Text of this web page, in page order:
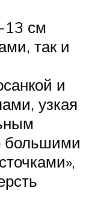
13 см
так и
и
узкая
большими